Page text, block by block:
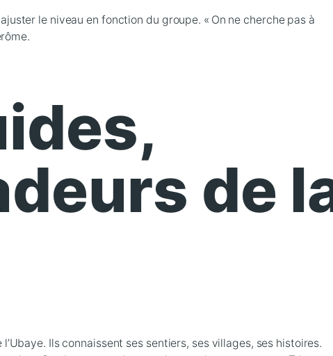
le niveau en fonction du groupe. « On ne cherche pas à
de
Ils connaissent ses sentiers, ses villages, ses histoires.